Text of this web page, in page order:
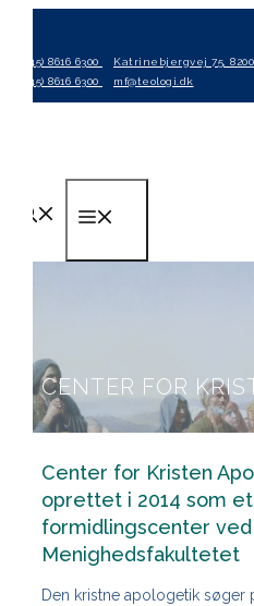
indhold
(+45) 8616 6300 Katrinebjergvej 75,
(+45) 8616 6300
mf@teologi.dk
CENTER FOR
Center for Kristen
oprettet i 2014 som
formidlingscenter ved
Menighedsfakultetet
Den kristne apologetik søger